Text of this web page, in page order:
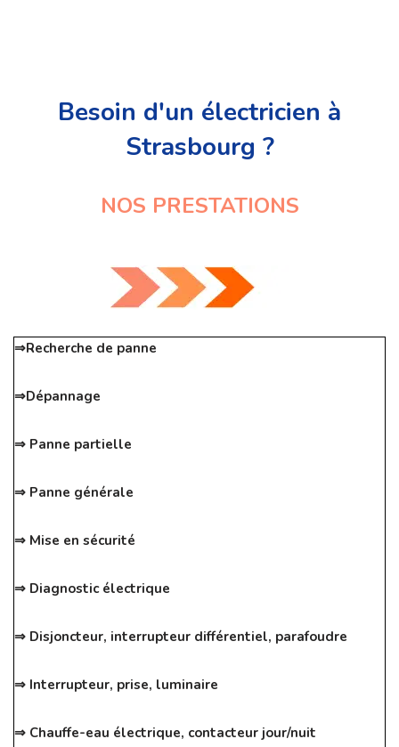
Besoin d'un électricien à
Strasbourg ?
NOS PRESTATIONS
⇒Recherche de panne
⇒Dépannage
⇒ Panne partielle
⇒ Panne générale
⇒ Mise en sécurité
⇒ Diagnostic électrique
⇒ Disjoncteur, interrupteur différentiel, parafoudre
⇒ Interrupteur, prise, luminaire
⇒ Chauffe-eau électrique, contacteur jour/nuit